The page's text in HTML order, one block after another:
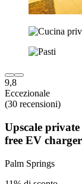
9,8
Eccezionale
(30 recensioni)
Upscale
free EV charger
Palm Springs